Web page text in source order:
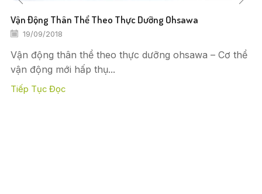
Vận Động Thân Thể Theo Thực Dưỡng Ohsawa
19/09/2018
Vận động thân thể theo thực dưỡng ohsawa – Cơ thể
vận động mới hấp thụ...
Tiếp Tục Đọc